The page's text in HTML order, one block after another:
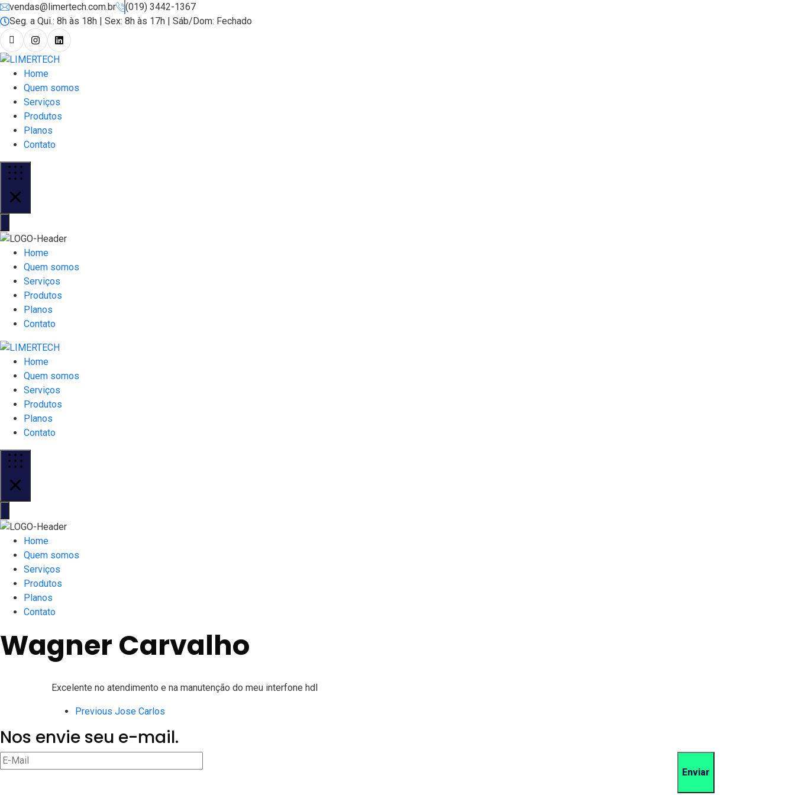
vendas@limertech.com.br
(019) 3442-1367
Seg. a Qui.: 8h às 18h | Sex: 8h às 17h | Sáb/Dom: Fechado
Home
Quem somos
Serviços
Produtos
Planos
Contato
Home
Quem somos
Serviços
Produtos
Planos
Contato
Home
Quem somos
Serviços
Produtos
Planos
Contato
Home
Quem somos
Serviços
Produtos
Planos
Contato
Wagner Carvalho
Excelente no atendimento e na manutenção do meu interfone hdl
Previous Jose Carlos
Nos envie seu e-mail.